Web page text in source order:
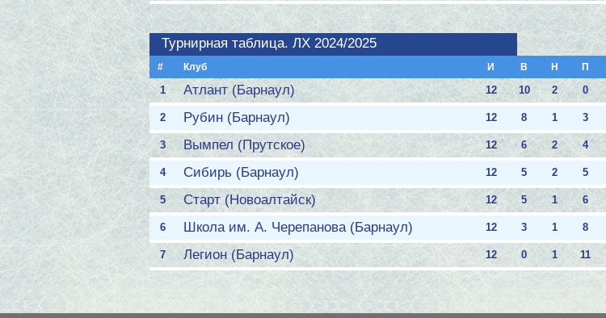
Турнирная таблица. ЛХ 2024/2025
# Клуб И В Н П
1 Атлант (Барнаул) 12 10 2 0
2 Рубин (Барнаул) 12 8 1 3
3 Вымпел (Прутское) 12 6 2 4
4 Сибирь (Барнаул) 12 5 2 5
5 Старт (Новоалтайск) 12 5 1 6
6 Школа им. А. Черепанова (Барнаул) 12 3 1 8
7 Легион (Барнаул) 12 0 1 11